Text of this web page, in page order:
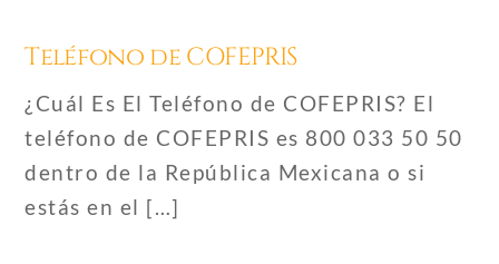
Teléfono de COFEPRIS
¿Cuál Es El Teléfono de COFEPRIS? El
teléfono de COFEPRIS es 800 033 50 50
dentro de la República Mexicana o si
estás en el […]